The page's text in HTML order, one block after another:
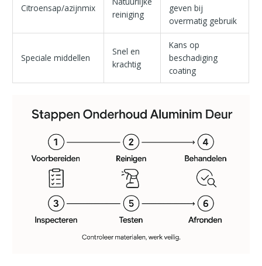
Citroensap/azijnmix
reiniging
geven bij
overmatig gebruik
Speciale middellen
Snel en
krachtig
Kans op
beschadiging
coating